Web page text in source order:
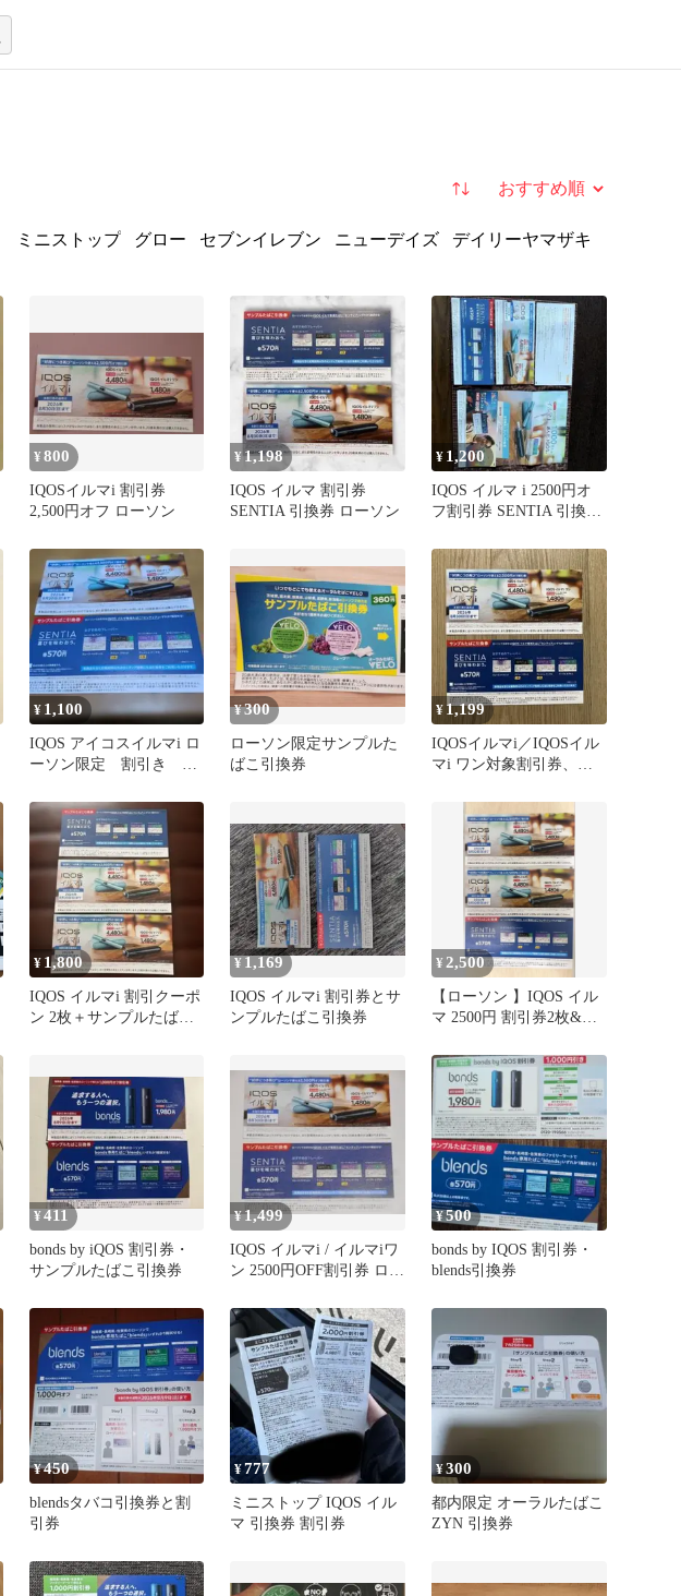
並び替え
ミニストップ グロー セブンイレブン ニューデイズ
デイリーヤマザキ
¥800
IQOSイルマi 割引券
2,500円オフ ローソン
¥ 1,198
IQOS イルマ 割引券
SENTIA 引換券 ローソン
¥ 1,200
IQOS イルマ i 2500円オ
フ割引券 SENTIA 引換券
¥ 1,100
IQOS アイコスイルマi ロ
ーソン限定 割引き た
¥300
ローソン限定サンプルた
ばこ引換券
¥ 1,199
IQOSイルマi／IQOSイル
マi ワン対象割引券、サ
¥ 1,800
IQOS イルマi 割引クーポ
ン 2枚＋サンプルたばこ
¥ 1,169
IQOS イルマi 割引券とサ
ンプルたばこ引換券
¥ 2,500
【ローソン 】IQOS イル
マ 2500円 割引券2枚&サ
¥411
bonds by iQOS 割引券・
サンプルたばこ引換券
¥1,499
IQOS イルマi / イルマiワ
ン 2500円OFF割引券 ロー
¥500
bonds by IQOS 割引券・
blends引換券
¥450
blendsタバコ引換券と割
引券
¥777
ミニストップ IQOS イル
マ 引換券 割引券
¥300
都内限定 オーラルたばこ
ZYN 引換券